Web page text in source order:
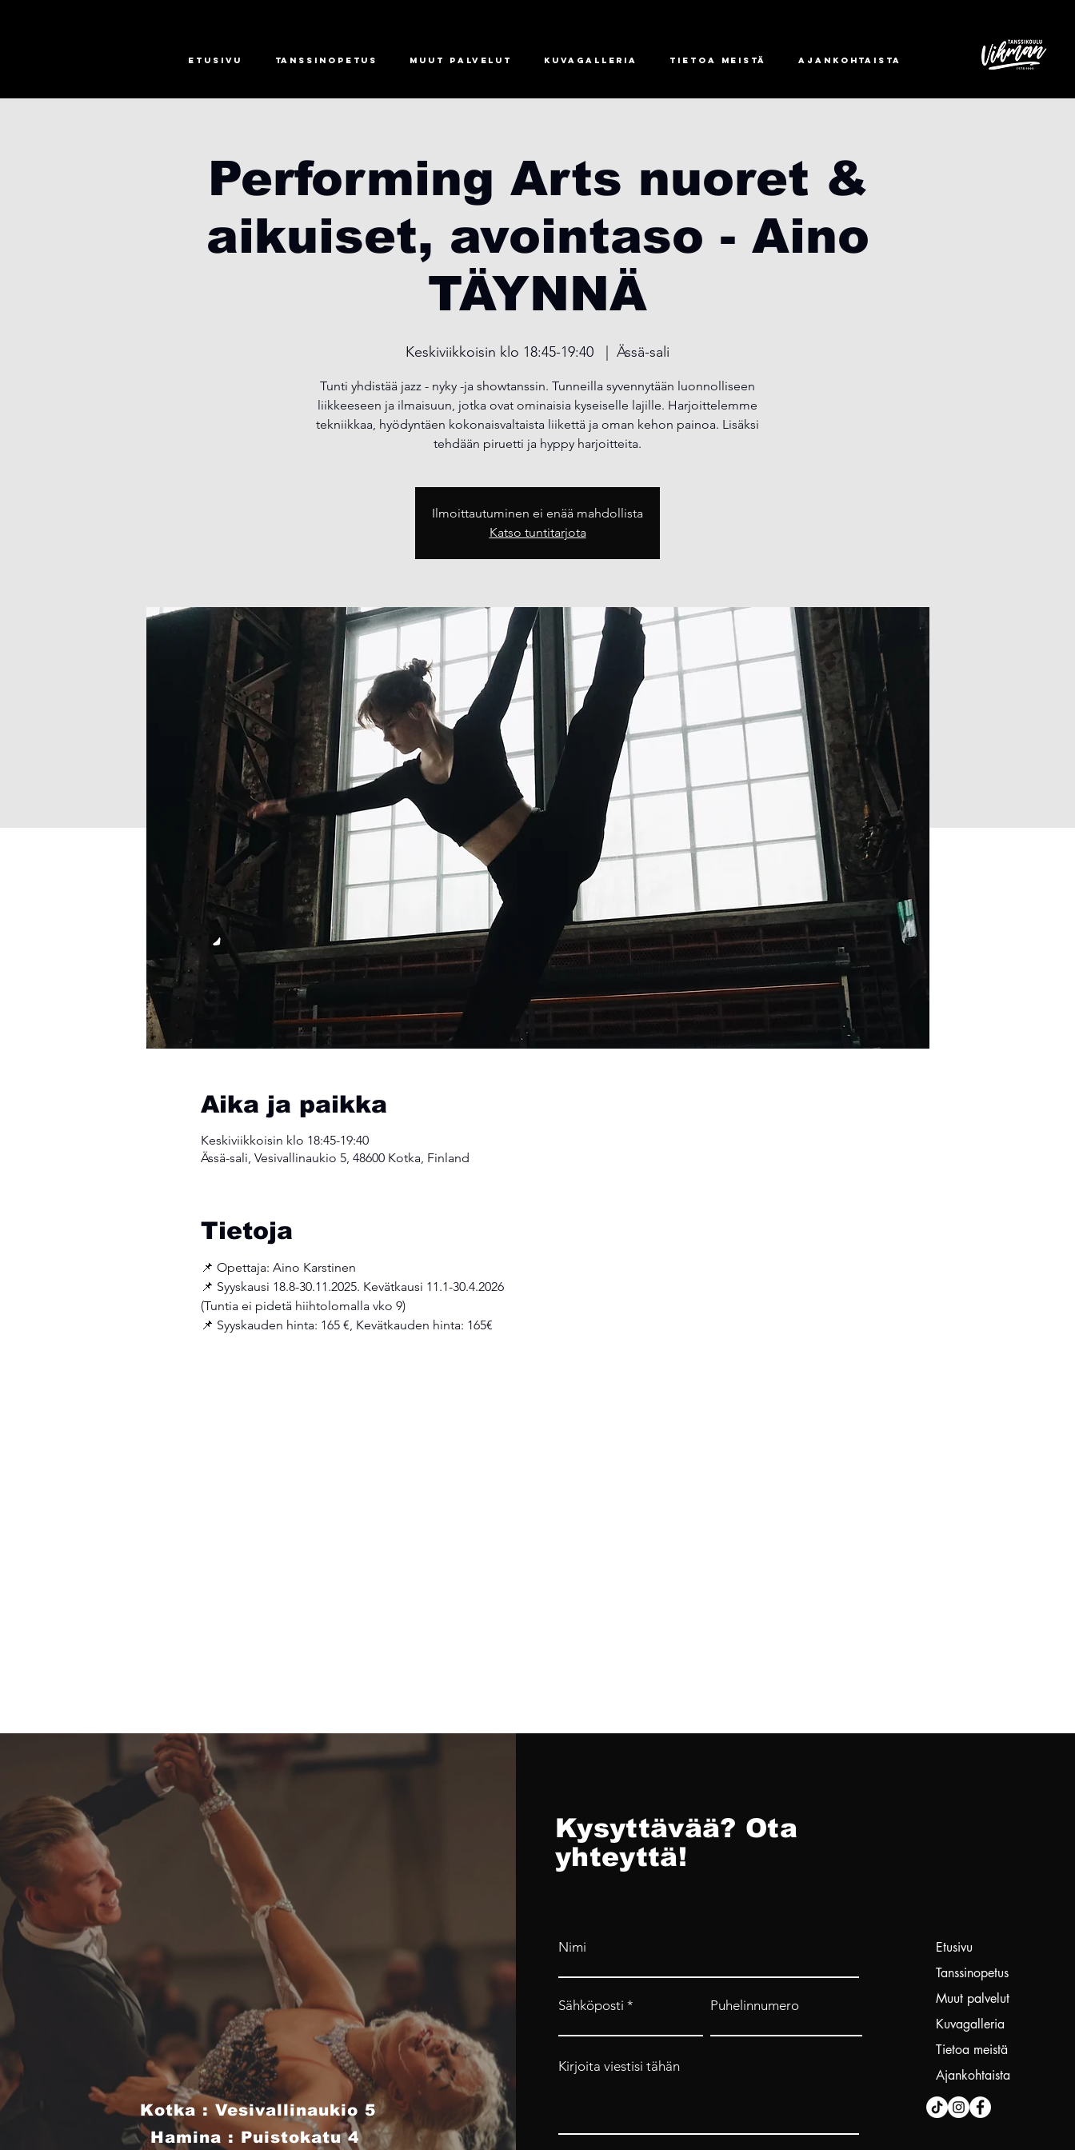
Etusivu Tanssinopetus Muut palvelut Kuvagalleria Tietoa meistä Ajankohtaista
Performing Arts nuoret &
aikuiset, avointaso - Aino
TÄYNNÄ
Keskiviikkoisin klo 18:45-19:40 Ässä-sali
Tunti yhdistää jazz - nyky -ja showtanssin. Tunneilla syvennytään luonnolliseen
liikkeeseen ja ilmaisuun, jotka ovat ominaisia kyseiselle lajille. Harjoittelemme
tekniikkaa, hyödyntäen kokonaisvaltaista liikettä ja oman kehon painoa. Lisäksi
tehdään piruetti ja hyppy harjoitteita.
Ilmoittautuminen ei enää mahdollista
Katso tuntitarjota
Aika ja paikka
Keskiviikkoisin klo 18:45-19:40
Ässä-sali, Vesivallinaukio 5, 48600 Kotka, Finland
Tietoja
📌 Opettaja: Aino Karstinen
📌 Syyskausi 18.8-30.11.2025. Kevätkausi 11.1-30.4.2026
(Tuntia ei pidetä hiihtolomalla vko 9)
📌 Syyskauden hinta: 165 €, Kevätkauden hinta: 165€
Kotka : Vesivallinaukio 5
Hamina : Puistokatu 4
Kysyttävää? Ota
yhteyttä!
Nimi
Sähköposti Puhelinnumero
Kirjoita viestisi tähän
Etusivu
Tanssinopetus
Muut palvelut
Kuvagalleria
Tietoa meistä
Ajankohtaista